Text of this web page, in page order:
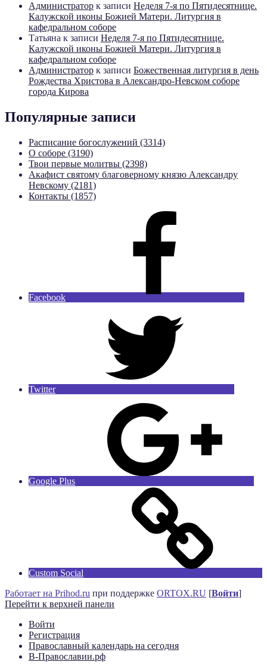
Администратор к записи Неделя 7-я по Пятидесятнице.
Калужской иконы Божией Матери. Литургия в
кафедральном соборе
Татьяна к записи Неделя 7-я по Пятидесятнице.
Калужской иконы Божией Матери. Литургия в
кафедральном соборе
Администратор к записи Божественная литургия в день
Рождества Христова в Александро-Невском соборе
города Кирова
Популярные записи
Расписание богослужений (3314)
О соборе (3190)
Твои первые молитвы (2398)
Акафист святому благоверному князю Александру
Невскому (2181)
Контакты (1857)
Facebook
Twitter
Google Plus
Custom Social
Работает на Prihod.ru при поддержке ORTOX.RU [Войти]
Перейти к верхней панели
Войти
Регистрация
Православный календарь на сегодня
В-Православии.рф